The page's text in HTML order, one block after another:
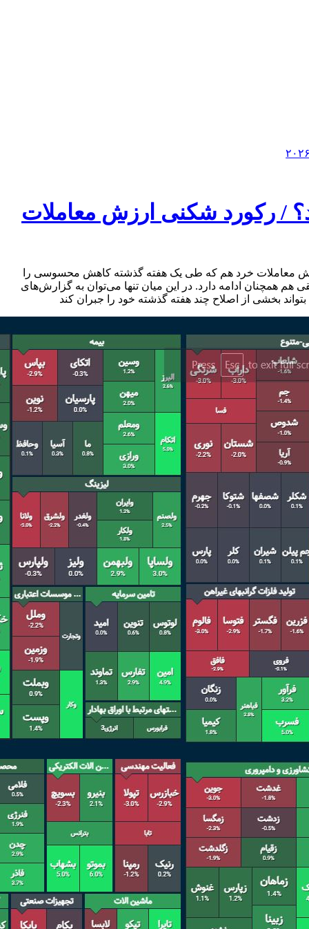
/ رکورد شکنی ارزش معاملات
مجامع سالیانه متوقف بودند، با افزایش بیش از ۳هزار واحدی همراه شد. ارزش معاملات خرد هم که طی یک هفته گذشته کاهش محسوسی را
همچنان ادامه دارد. در این میان تنها می‌توان به گزارش‌های
بخشی از اصلاح چند هفته گذشته خود را جبران کند